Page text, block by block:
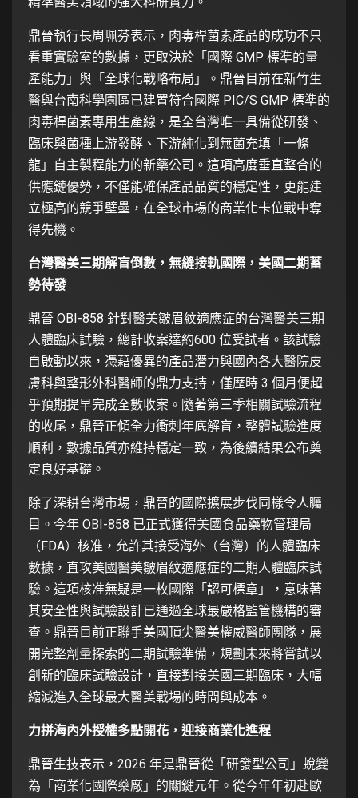
鼎晉執行長周珮芬表示，肉毒桿菌素產品的成功不只
看重實驗室的數據，更取決於「國際 GMP 標準的量
產能力」與「全球化戰略布局」。鼎晉目前在新竹生
醫與台南科學園區已建置符合國際 PIC/S GMP 標準的
肉毒桿菌素專用生產線，是全台灣唯一具備從研發、
臨床與菌種上游發酵、下游純化到無菌充填「一條
龍」自主製程能力的新藥公司。這項高度垂直整合的
供應鏈優勢，不僅能確保產品品質的穩定性，更能建
立極高的競爭壁壘，在全球市場的商業化卡位戰中奪
得先機。
台灣醫美三期解盲倒數，無縫接軌國際，美國二期蓄
勢待發
鼎晉 OBI-858 針對醫美皺眉紋適應症的台灣醫美三期
人體臨床試驗，總計收案達約600 位受試者。該試驗
自啟動以來，憑藉優異的產品潛力與國內各大醫院皮
膚科與整形外科醫師的鼎力支持，僅歷時 3 個月便超
乎預期提早完成全數收案。隨著第三季相關試驗流程
的收尾，鼎晉正傾全力衝刺年底解盲，整體試驗進度
順利，數據品質亦維持穩定一致，為後續結果公布奠
定良好基礎。
除了深耕台灣市場，鼎晉的國際擴展步伐同樣令人矚
目。今年 OBI-858 已正式獲得美國食品藥物管理局
（FDA）核准，允許其接受海外（台灣）的人體臨床
數據，直攻美國醫美皺眉紋適應症的二期人體臨床試
驗。這項核准無疑是一枚國際「認可標章」，意味著
其安全性與試驗設計已通過全球最嚴格監管機構的審
查。鼎晉目前正聯手美國頂尖醫美權威醫師團隊，展
開完整劑量探索的二期試驗準備，規劃未來將嘗試以
創新的臨床試驗設計，直接對接美國三期臨床，大幅
縮減進入全球最大醫美戰場的時間與成本。
力拼海內外授權多點開花，迎接商業化進程
鼎晉生技表示，2026 年是鼎晉從「研發型公司」蛻變
為「商業化國際藥廠」的關鍵元年。從今年年初赴歐